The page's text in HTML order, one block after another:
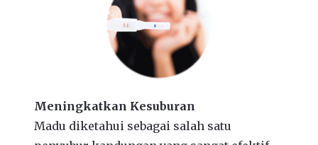
Meningkatkan Kesuburan
Madu diketahui sebagai salah satu